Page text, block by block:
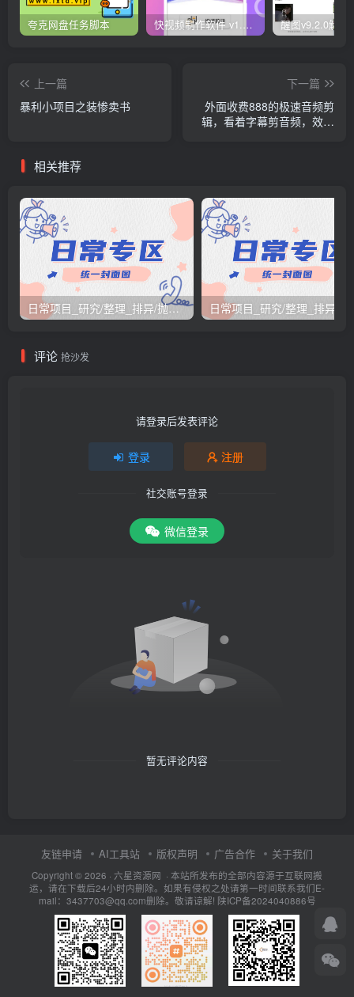
夸克网盘任务脚本 快视频制作软件 v1.1.1安卓版
上一篇
暴利小项目之装惨卖书
下一篇
外面收费888的极速音频剪
辑，看着字幕剪音频，效率
相关推荐
日常项目_研究/整理_排异/抛弃汇总[26.3.15-3.21整理]
评论 抢沙发
请登录后发表评论
登录 注册
社交账号登录
微信登录
暂无评论内容
友链申请 AI工具站 版权声明 广告合作 关于我们
Copyright © 2026 · 六星资源网 · 本站所发布的全部内容源于互联网搬
运，请在下载后24小时内删除。如果有侵权之处请第一时间联系我们E-
mail：3437703@qq.com删除。敬请谅解! 陕ICP备2024040886号